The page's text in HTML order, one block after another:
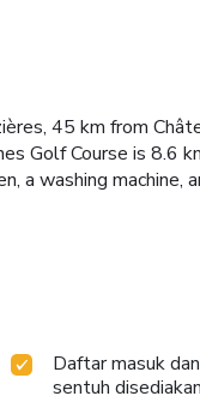
45 km from
Golf Course is 8.6
a washing machine,
Daftar masuk
sentuh